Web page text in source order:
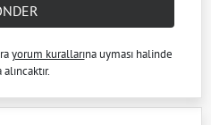
yorum kurallarına uyması halinde
alıncaktır.